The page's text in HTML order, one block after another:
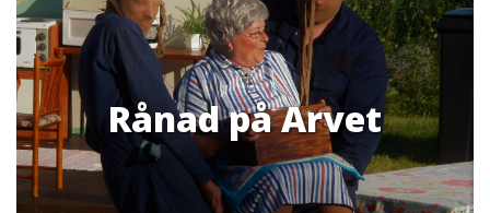
Rånad på Arvet